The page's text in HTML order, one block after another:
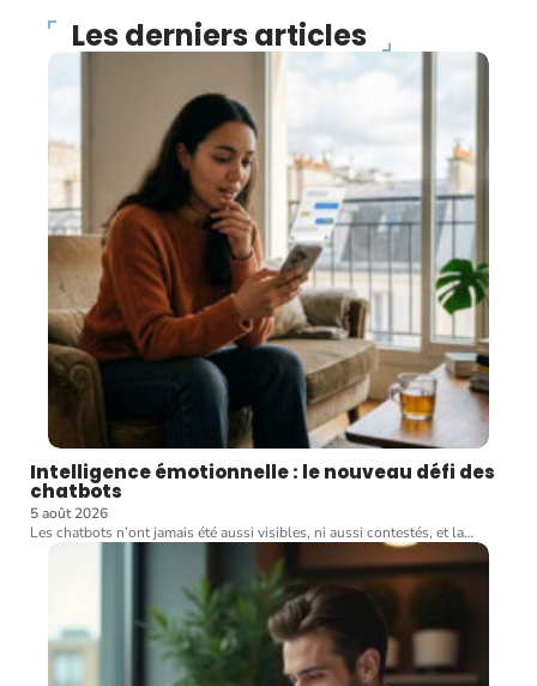
Les derniers articles
Intelligence émotionnelle : le nouveau défi des
chatbots
5 août 2026
Les chatbots n’ont jamais été aussi visibles, ni aussi contestés, et la…